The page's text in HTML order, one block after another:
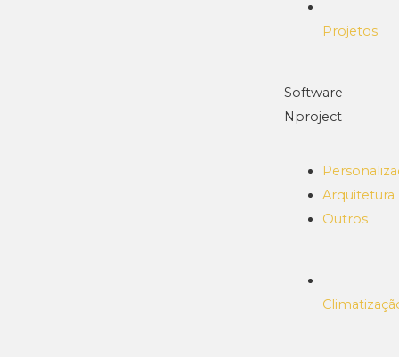
Projetos
Software
Nproject
Arquitetura
Outros